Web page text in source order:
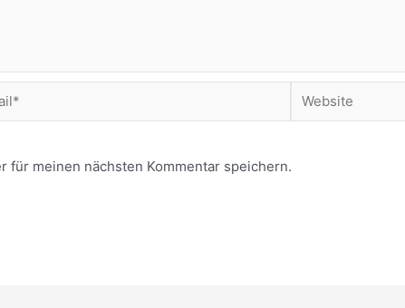
für meinen nächsten Kommentar speichern.